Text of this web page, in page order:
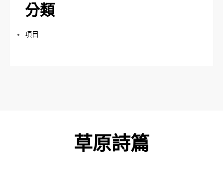
分類
項目
草原詩篇